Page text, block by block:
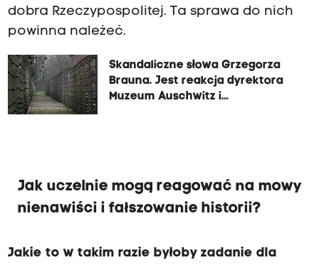
dobra Rzeczypospolitej. Ta sprawa do nich
powinna należeć.
Skandaliczne słowa Grzegorza
Brauna. Jest reakcja dyrektora
Muzeum Auschwitz i
Jak uczelnie mogą reagować na mowy
nienawiści i fałszowanie historii?
Jakie to w takim razie byłoby zadanie dla